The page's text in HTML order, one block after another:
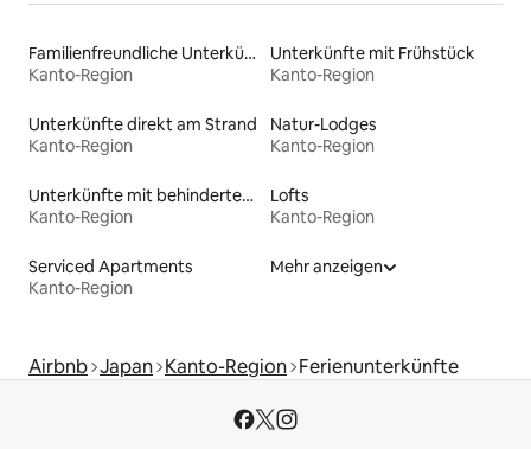
Familienfreundliche Unterkünfte
Kanto-Region
Unterkünfte mit Frühstück
Kanto-Region
Unterkünfte direkt am Strand
Kanto-Region
Natur-Lodges
Kanto-Region
Unterkünfte mit behindertengerechtem Bett
Kanto-Region
Lofts
Kanto-Region
Serviced Apartments
Kanto-Region
Mehr anzeigen
Airbnb Japan Kanto-Region Ferienunterkünfte